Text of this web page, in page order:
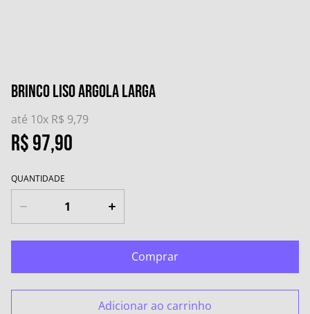
Brinco Liso Argola Larga
até 10x R$ 9,79
R$ 97,90
QUANTIDADE
Comprar
Adicionar ao carrinho